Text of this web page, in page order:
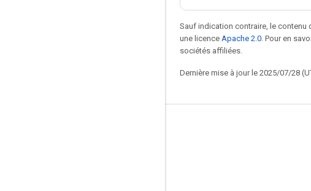
Sauf indication contraire, le contenu
une licence Apache 2.0 . Pour en
sociétés affiliées.
Dernière mise à jour le 2025/07/28